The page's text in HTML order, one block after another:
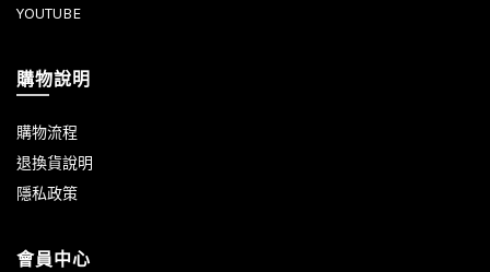
YOUTUBE
購物說明
購物流程
退換貨說明
隱私政策
會員中心